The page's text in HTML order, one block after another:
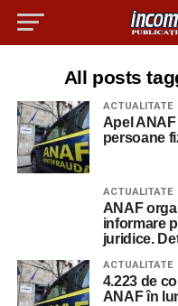
All posts
ACTUALITATE
Apel
persoane
ACTUALITATE
ANAF
informare
juridice.
ACTUALITATE
4.223 de
ANAF în